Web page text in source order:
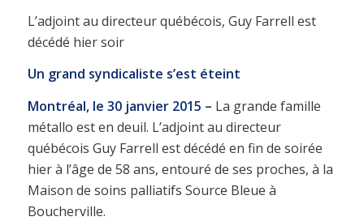
L’adjoint au directeur québécois, Guy Farrell est
décédé hier soir
Un grand syndicaliste s’est éteint
Montréal, le 30 janvier 2015 – La grande famille
métallo est en deuil. L’adjoint au directeur
québécois Guy Farrell est décédé en fin de soirée
hier à l’âge de 58 ans, entouré de ses proches, à la
Maison de soins palliatifs Source Bleue à
Boucherville.